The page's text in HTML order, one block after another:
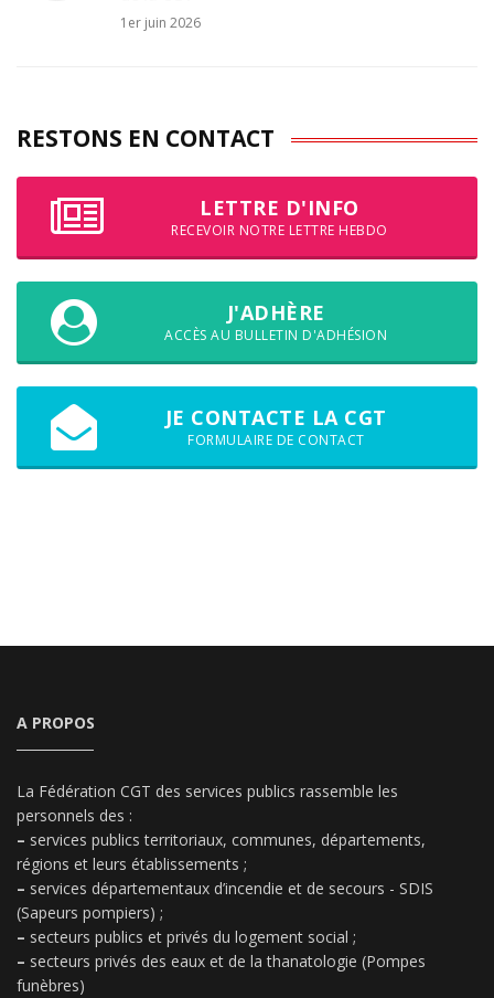
1er juin 2026
RESTONS EN CONTACT
LETTRE D'INFO
RECEVOIR NOTRE LETTRE HEBDO
J'ADHÈRE
ACCÈS AU BULLETIN D'ADHÉSION
JE CONTACTE LA CGT
FORMULAIRE DE CONTACT
A PROPOS
La Fédération CGT des services publics rassemble les
personnels des :
– services publics territoriaux, communes, départements,
régions et leurs établissements ;
– services départementaux d’incendie et de secours - SDIS
(Sapeurs pompiers) ;
– secteurs publics et privés du logement social ;
– secteurs privés des eaux et de la thanatologie (Pompes
funèbres)